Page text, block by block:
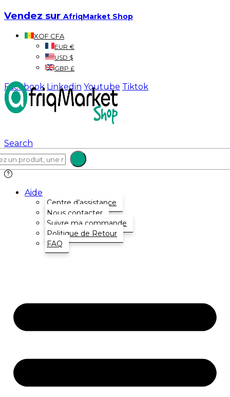
Vendez sur AfriqMarket Shop
XOF CFA
EUR €
USD $
GBP £
Facebook Linkedin Youtube Tiktok
Search
Aide
Centre d’assistance
Nous contacter
Suivre ma commande
Politique de Retour
FAQ